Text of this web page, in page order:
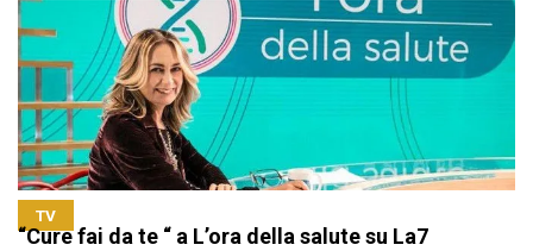
TV
“Cure fai da te “ a L’ora della salute su La7